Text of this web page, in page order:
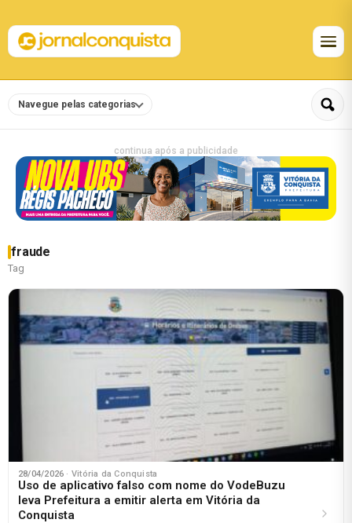
Navegue pelas categorias
continua após a publicidade
fraude
Tag
28/04/2026 · Vitória da Conquista
Uso de aplicativo falso com nome do VodeBuzu
leva Prefeitura a emitir alerta em Vitória da
Conquista